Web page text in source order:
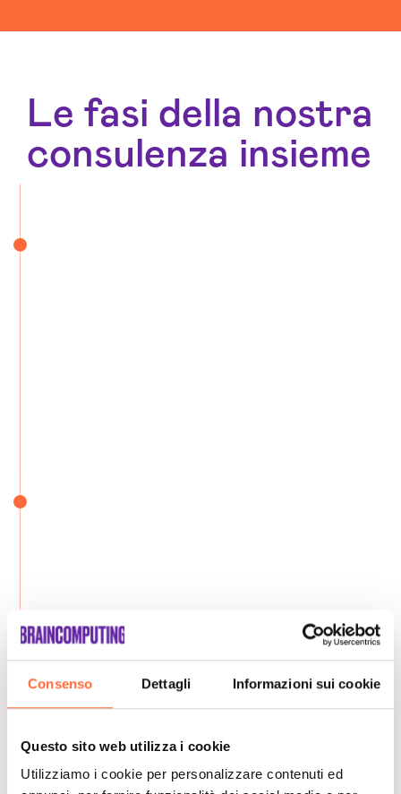
Consenso Dettagli Informazioni sui cookie
Questo sito web utilizza i cookie
Utilizziamo i cookie per personalizzare contenuti ed
Le fasi della nostra
consulenza insieme